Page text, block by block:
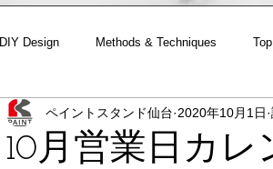
DIY Design Methods & Techniques
10月営業日カレ
ペイントスタンド仙台 2020年10月1日